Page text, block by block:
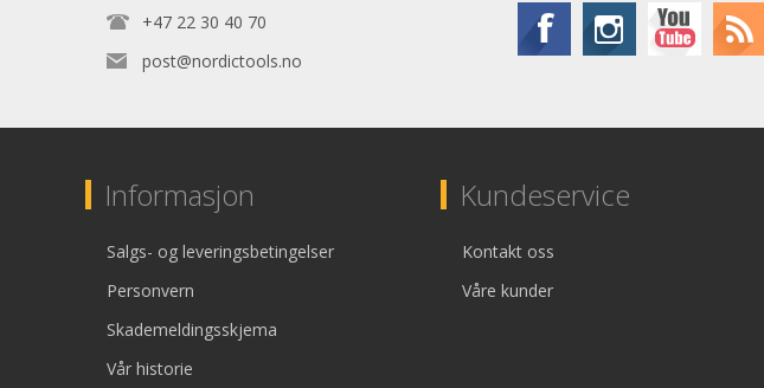
+47 22 30 40 70
post@nordictools.no
Informasjon
Salgs- og leveringsbetingelser
Personvern
Skademeldingsskjema
Vår historie
Kundeservice
Kontakt oss
Våre kunder